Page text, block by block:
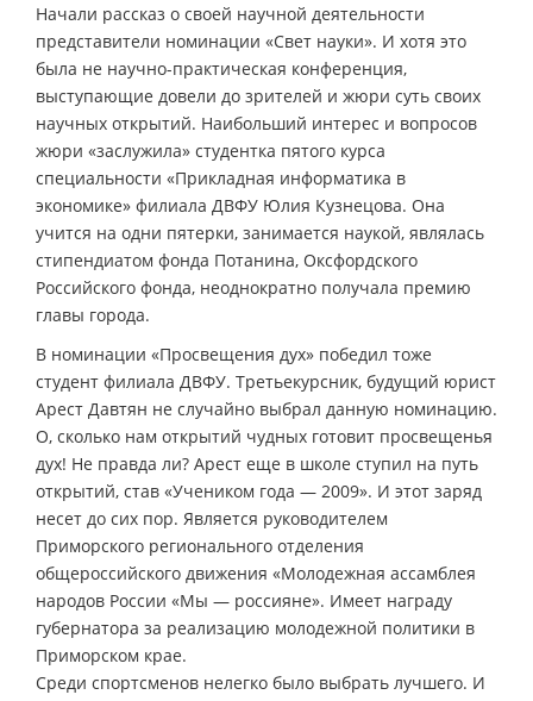
Начали рассказ о своей научной деятельности
представители номинации «Свет науки». И хотя это
была не научно-практическая конференция,
выступающие довели до зрителей и жюри суть своих
научных открытий. Наибольший интерес и вопросов
жюри «заслужила» студентка пятого курса
специальности «Прикладная информатика в
экономике» филиала ДВФУ Юлия Кузнецова. Она
учится на одни пятерки, занимается наукой, являлась
стипендиатом фонда Потанина, Оксфордского
Российского фонда, неоднократно получала премию
главы города.
В номинации «Просвещения дух» победил тоже
студент филиала ДВФУ. Третьекурсник, будущий юрист
Арест Давтян не случайно выбрал данную номинацию.
О, сколько нам открытий чудных готовит просвещенья
дух! Не правда ли? Арест еще в школе ступил на путь
открытий, став «Учеником года — 2009». И этот заряд
несет до сих пор. Является руководителем
Приморского регионального отделения
общероссийского движения «Молодежная ассамблея
народов России «Мы — россияне». Имеет награду
губернатора за реализацию молодежной политики в
Приморском крае.
Среди спортсменов нелегко было выбрать лучшего. И